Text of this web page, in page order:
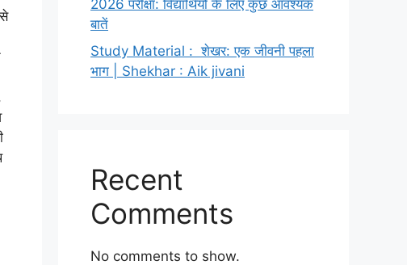
2026 परीक्षा: विद्यार्थियों के लिए कुछ आवश्यक
बातें
Study Material : शेखर: एक जीवनी पहला
भाग | Shekhar : Aik jivani
Recent
Comments
No comments to show.